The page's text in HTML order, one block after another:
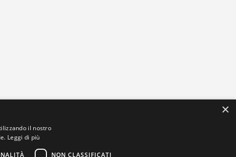
×
il nostro
Leggi di più
NON CLASSIFICATI